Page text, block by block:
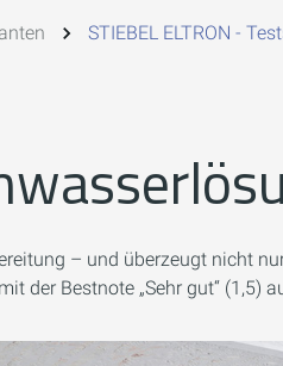
STIEBEL ELTRON -
– und überzeugt nicht
der Bestnote „Sehr gut“ (1,5)